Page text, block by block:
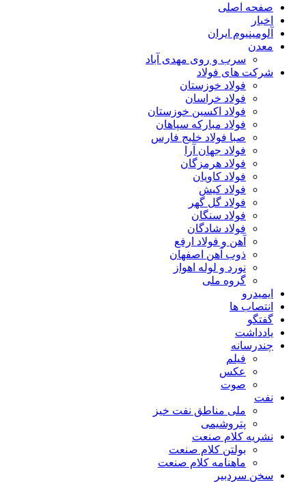
صفحه اصلی
اخبار
آلومینیوم ایران
معدن
سرب و روی مهدی آباد
شرکت های فولاد
فولاد خوزستان
فولاد خراسان
فولاد اکسین خوزستان
فولاد مبارکه سپاهان
صبا فولاد خلیج فارس
فولاد جهان آرا
فولاد هرمزگان
فولاد کاویان
فولاد کیش
فولاد گل گهر
فولاد سنگان
فولاد شادگان
آهن و فولاد ارفع
ذوب آهن اصفهان
نورد و لوله اهواز
گروه ملی
ایمیدرو
انتصاب ها
گفتگو
یادداشت
چندرسانه
فیلم
عکس
صوت
نفت
ملی مناطق نفت خیز
پتروشیمی
نشریه کلام صنعت
بولتن کلام صنعت
ماهنامه کلام صنعت
سخن سردبیر